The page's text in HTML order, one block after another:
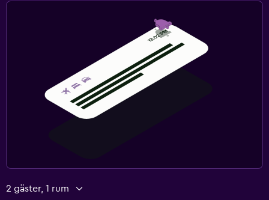
2 gäster, 1 rum